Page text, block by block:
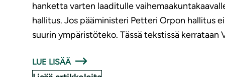
hanketta varten laaditulle
hallitus. Jos pääministeri Petteri Orpon hallitus
suurin ympäristöteko. Tässä tekstissä
LUE LISÄÄ